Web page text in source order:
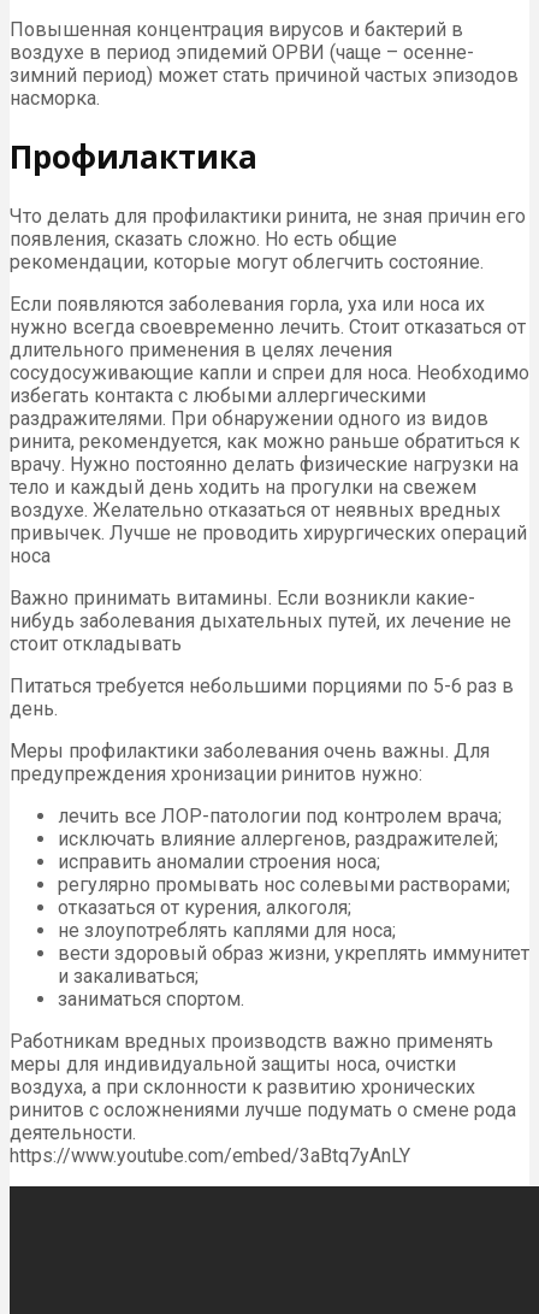
Повышенная концентрация вирусов и бактерий в
воздухе в период эпидемий ОРВИ (чаще – осенне-
зимний период) может стать причиной частых эпизодов
насморка.
Профилактика
Что делать для профилактики ринита, не зная причин его
появления, сказать сложно. Но есть общие
рекомендации, которые могут облегчить состояние.
Если появляются заболевания горла, уха или носа их
нужно всегда своевременно лечить. Стоит отказаться от
длительного применения в целях лечения
сосудосуживающие капли и спреи для носа. Необходимо
избегать контакта с любыми аллергическими
раздражителями. При обнаружении одного из видов
ринита, рекомендуется, как можно раньше обратиться к
врачу. Нужно постоянно делать физические нагрузки на
тело и каждый день ходить на прогулки на свежем
воздухе. Желательно отказаться от неявных вредных
привычек. Лучше не проводить хирургических операций
носа
Важно принимать витамины. Если возникли какие-
нибудь заболевания дыхательных путей, их лечение не
стоит откладывать
Питаться требуется небольшими порциями по 5-6 раз в
день.
Меры профилактики заболевания очень важны. Для
предупреждения хронизации ринитов нужно:
лечить все ЛОР-патологии под контролем врача;
исключать влияние аллергенов, раздражителей;
исправить аномалии строения носа;
регулярно промывать нос солевыми растворами;
отказаться от курения, алкоголя;
не злоупотреблять каплями для носа;
вести здоровый образ жизни, укреплять иммунитет
и закаливаться;
заниматься спортом.
Работникам вредных производств важно применять
меры для индивидуальной защиты носа, очистки
воздуха, а при склонности к развитию хронических
ринитов с осложнениями лучше подумать о смене рода
деятельности.
https://www.youtube.com/embed/3aBtq7yAnLY